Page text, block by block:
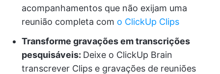
acompanhamentos que não exijam uma
reunião completa com o ClickUp Clips
Transforme gravações em transcrições
pesquisáveis: Deixe o ClickUp Brain
transcrever Clips e gravações de reuniões